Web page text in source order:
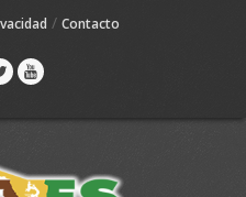
/ Contacto